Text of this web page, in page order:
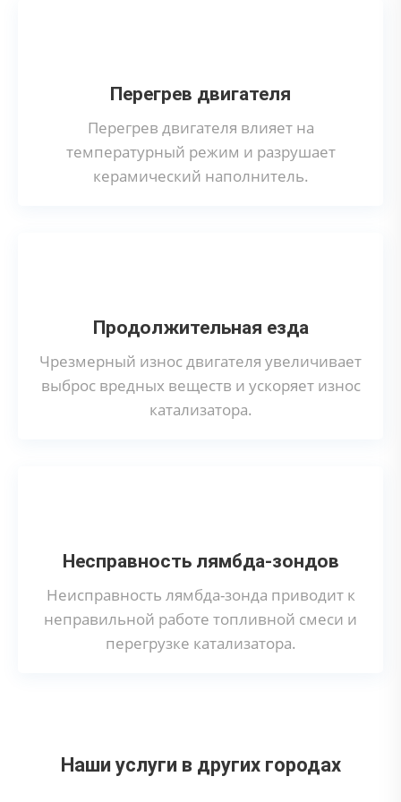
Перегрев двигателя
Перегрев двигателя влияет на
температурный режим и разрушает
керамический наполнитель.
Продолжительная езда
Чрезмерный износ двигателя увеличивает
выброс вредных веществ и ускоряет износ
катализатора.
Несправность лямбда-зондов
Неисправность лямбда-зонда приводит к
неправильной работе топливной смеси и
перегрузке катализатора.
Наши услуги в других городах